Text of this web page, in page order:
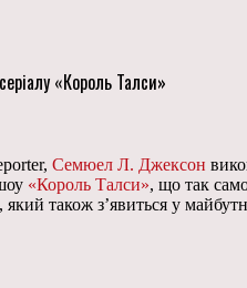
«Король Талси»
Семюел Л. Джексон
«Король Талси», що так
також з’явиться у